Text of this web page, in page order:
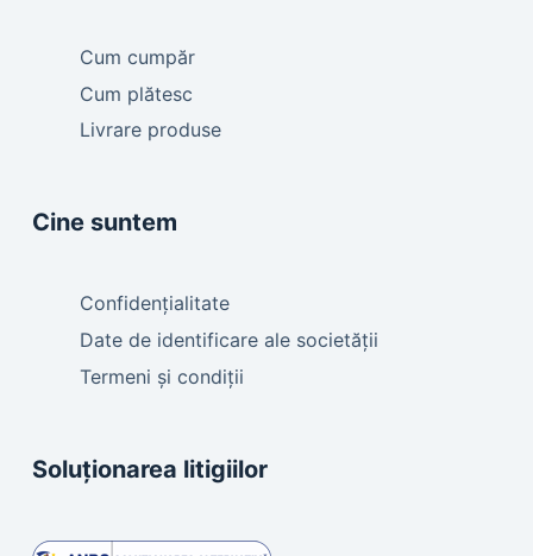
Cum cumpăr
Cum plătesc
Livrare produse
Cine suntem
Confidențialitate
Date de identificare ale societății
Termeni și condiții
Soluționarea litigiilor